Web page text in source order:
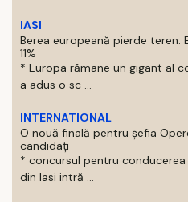
IASI
Berea europeană pierde teren.
11%
* Europa rămane un gigant al
a adus o sc ...
INTERNATIONAL
O nouă finală pentru șefia
candidați
* concursul pentru conducerea
din Iasi intră ...